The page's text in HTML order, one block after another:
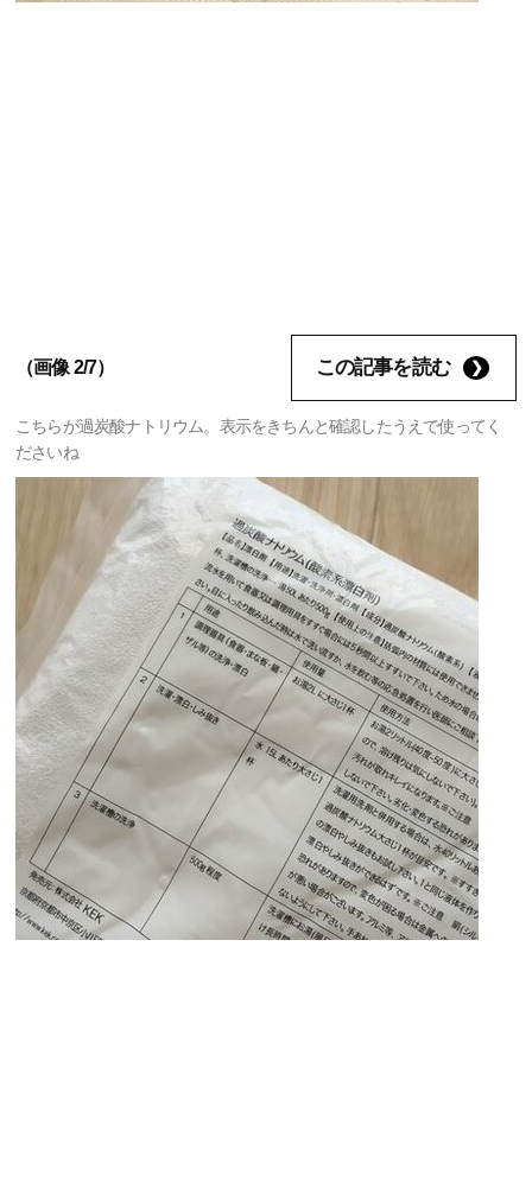
（画像 2/7） この記事を読む
こちらが過炭酸ナトリウム。表示をきちんと確認したうえで使ってく
ださいね